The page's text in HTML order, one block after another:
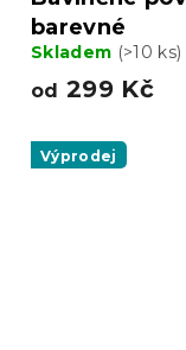
barevné
Skladem (>10 ks)
od 299 Kč
Výprodej